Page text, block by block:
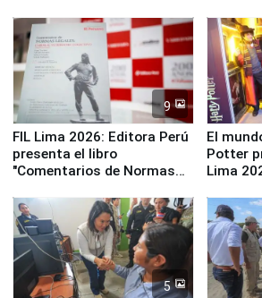
Panamericanos Lima 2027
la UGEL
9
FIL Lima 2026: Editora Perú
presenta el libro
"Comentarios de Normas
Derecho Colectivo"
El
Potter
Lima
5